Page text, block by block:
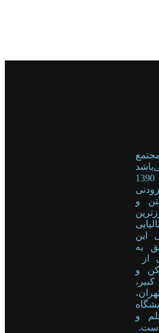
1375) می‌باشد
که فعالیت خود را از سال 1390
و
این
به
از
و
علم و